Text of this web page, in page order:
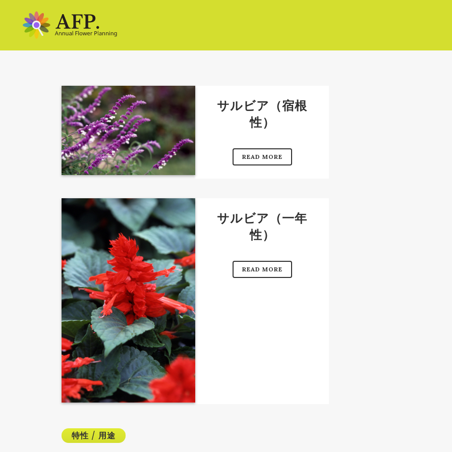
サルビア（宿根
性）
READ MORE
サルビア（一年
性）
READ MORE
特性 / 用途